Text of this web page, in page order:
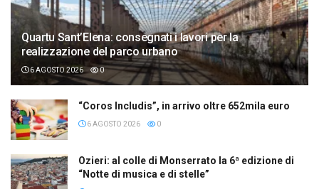
Quartu Sant’Elena: consegnati i lavori per la
realizzazione del parco urbano
6 AGOSTO 2026 0
“Coros Includis”, in arrivo oltre 652mila euro
6 AGOSTO 2026 0
Ozieri: al colle di Monserrato la 6ª edizione di
“Notte di musica e di stelle”